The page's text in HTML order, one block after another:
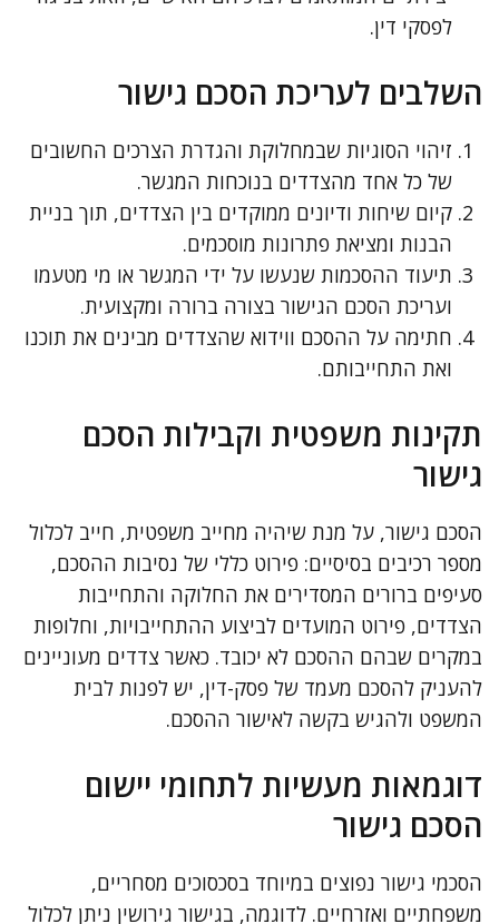
לפסקי דין.
השלבים לעריכת הסכם גישור
זיהוי הסוגיות שבמחלוקת והגדרת הצרכים החשובים
של כל אחד מהצדדים בנוכחות המגשר.
קיום שיחות ודיונים ממוקדים בין הצדדים, תוך בניית
הבנות ומציאת פתרונות מוסכמים.
תיעוד ההסכמות שנעשו על ידי המגשר או מי מטעמו
ועריכת הסכם הגישור בצורה ברורה ומקצועית.
חתימה על ההסכם ווידוא שהצדדים מבינים את תוכנו
ואת התחייבותם.
תקינות משפטית וקבילות הסכם
גישור
הסכם גישור, על מנת שיהיה מחייב משפטית, חייב לכלול
מספר רכיבים בסיסיים: פירוט כללי של נסיבות ההסכם,
סעיפים ברורים המסדירים את החלוקה והתחייבות
הצדדים, פירוט המועדים לביצוע ההתחייבויות, וחלופות
במקרים שבהם ההסכם לא יכובד. כאשר צדדים מעוניינים
להעניק להסכם מעמד של פסק-דין, יש לפנות לבית
המשפט ולהגיש בקשה לאישור ההסכם.
דוגמאות מעשיות לתחומי יישום
הסכם גישור
הסכמי גישור נפוצים במיוחד בסכסוכים מסחריים,
משפחתיים ואזרחיים. לדוגמה, בגישור גירושין ניתן לכלול